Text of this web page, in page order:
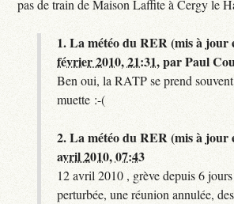
pas de train de Maison Laffite à Cergy le
1.La météo du RER (mis à jour
février 2010, 21:31,parPaul
Ben oui, la RATP se prend
muette :-(
2.La météo du RER (mis à jour
avril 2010, 07:43
12 avril 2010 , grève depuis 6
perturbée, une réunion annulée,